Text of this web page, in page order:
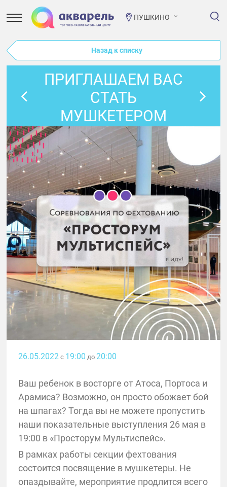
ПУШКИНО
Назад к списку
ПРИГЛАШАЕМ ВАС
СТАТЬ
МУШКЕТЕРОМ
26.05.2022 с 19:00 до 20:00
Ваш ребенок в восторге от Атоса, Портоса и
Арамиса? Возможно, он просто обожает бой
на шпагах? Тогда вы не можете пропустить
наши показательные выступления 26 мая в
19:00 в «Просторум Мультиспейс».
В рамках работы секции фехтования
состоится посвящение в мушкетеры. Не
опаздывайте, мероприятие продлится всего